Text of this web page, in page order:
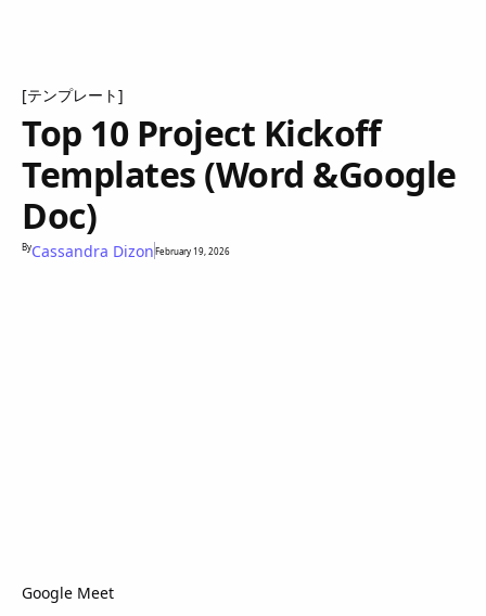
[テンプレート]
Top 10 Project Kickoff
Templates (Word &Google
Doc)
ByCassandra DizonFebruary 19, 2026
Google Meet